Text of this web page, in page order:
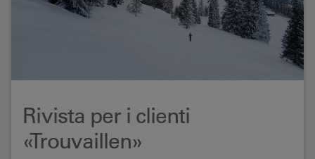
Rivista per i clienti
«Trouvaillen»